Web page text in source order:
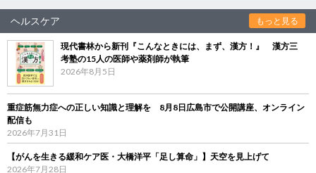
ヘルスケア もっと見る
現代書林から新刊『こんなときには、まず、漢方！』 漢方三
考塾の15人の医師や薬剤師が執筆
2026年8月5日
重症筋無力症への正しい知識と理解を 8月8日広島市で公開講座、オンライン
配信も
2026年7月31日
【がんを生きる緩和ケア医・大橋洋平「足し算命」】天空を見上げて
2026年7月28日